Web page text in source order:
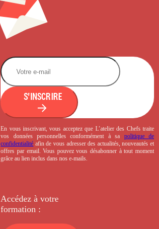
S'INSCRIRE
En vous inscrivant, vous acceptez que L’atelier des Chefs traite
vos données personnelles conformément à sa politique de
confidentialité afin de vous adresser des actualités, nouveautés et
offres par email. Vous pouvez vous désabonner à tout moment
grâce au lien inclus dans nos e-mails.
Accédez à votre
formation :